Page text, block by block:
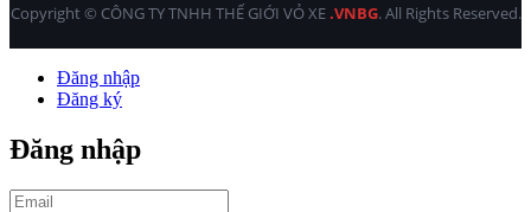
Copyright © CÔNG TY TNHH THẾ GIỚI VỎ XE.VNBG. All Rights Reserved.
Đăng nhập
Đăng ký
Đăng nhập